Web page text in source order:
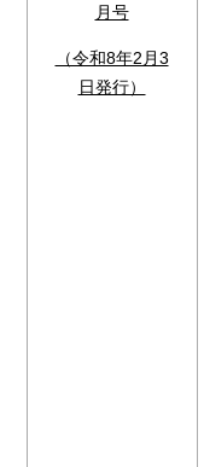
月号
（令和8年2月3
日発行）